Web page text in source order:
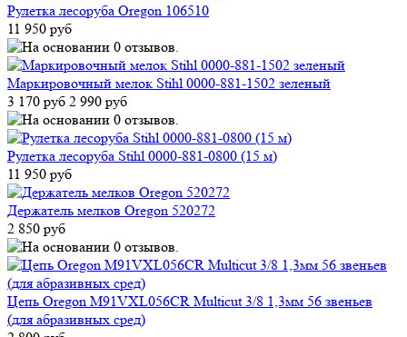
Рулетка лесоруба Oregon 106510
11 950 руб
Маркировочный мелок Stihl 0000-881-1502 зеленый
3 170 руб 2 990 руб
Рулетка лесоруба Stihl 0000-881-0800 (15 м)
11 950 руб
Держатель мелков Oregon 520272
2 850 руб
Цепь Oregon M91VXL056CR Multicut 3/8 1,3мм 56 звеньев
(для абразивных сред)